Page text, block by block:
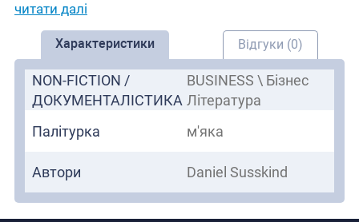
потужності великих технологій і забезпечити сенс
у світі, де робота більше не є центром нашого
життя. Проникливий, прагматичний і, зрештою,
повний надії, «Світ без роботи» показує шлях.
читати далі
Характеристики Відгуки (0)
NON-FICTION /
ДОКУМЕНТАЛІСТИКА
BUSINESS \ Бізнес
Література
Палітурка
м'яка
Автори Daniel Susskind